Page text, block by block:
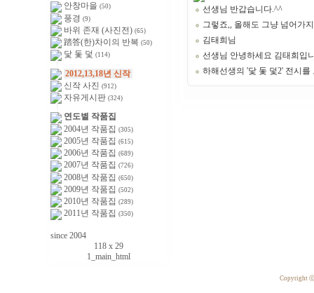
안창마을 (50)
풍경 (9)
바위 존재 (사진전) (65)
踏答(한)차이의 반복 (50)
닻 돛 덫 (114)
2012,13,18년 신작
신작 사진 (912)
자유게시판 (324)
연도별 작품집
2004년 작품집 (305)
2005년 작품집 (615)
2006년 작품집 (689)
2007년 작품집 (726)
2008년 작품집 (650)
2009년 작품집 (502)
2010년 작품집 (289)
2011년 작품집 (350)
since 2004
118 x 29
1_main_html
선생님 반갑습니다.^^
그렇죠,, 올해도 그냥 넘어가
김태희님
선생님 안녕하세요 김태희입
하해선생의 '닻 돛 덫2' 전시를
Copyright